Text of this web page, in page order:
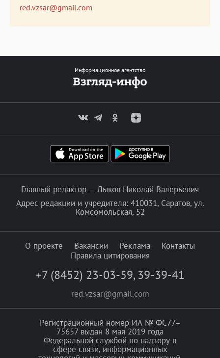
red.vzsar@gmail.com
Информационное агентство
Главный редактор — Лыков Николай Валерьевич
Адрес редакции и учредителя: 410031, Саратов, ул.
Комсомольская, 52
О проекте Вакансии Реклама
Контакты
Правила цитирования
+7 (8452) 23-03-59, 39-39-41
red.vzsar@gmail.com
Регистрационный номер ИА № ФС77–
75657 выдан 8 мая 2019 года
Федеральной службой по надзору в
сфере связи, информационных